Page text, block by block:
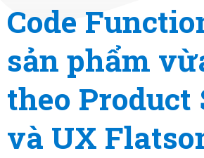
Code
sản phẩm
theo Product
và UX